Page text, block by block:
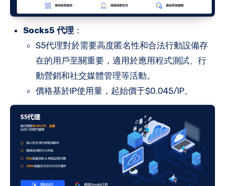
Socks5 代理 ：
S5代理對於需要高度匿名性和合法行動設備存
在的用戶至關重要，適用於應用程式測試、行
動營銷和社交媒體管理等活動。
價格基於IP使用量，起始價于$0.045/IP。